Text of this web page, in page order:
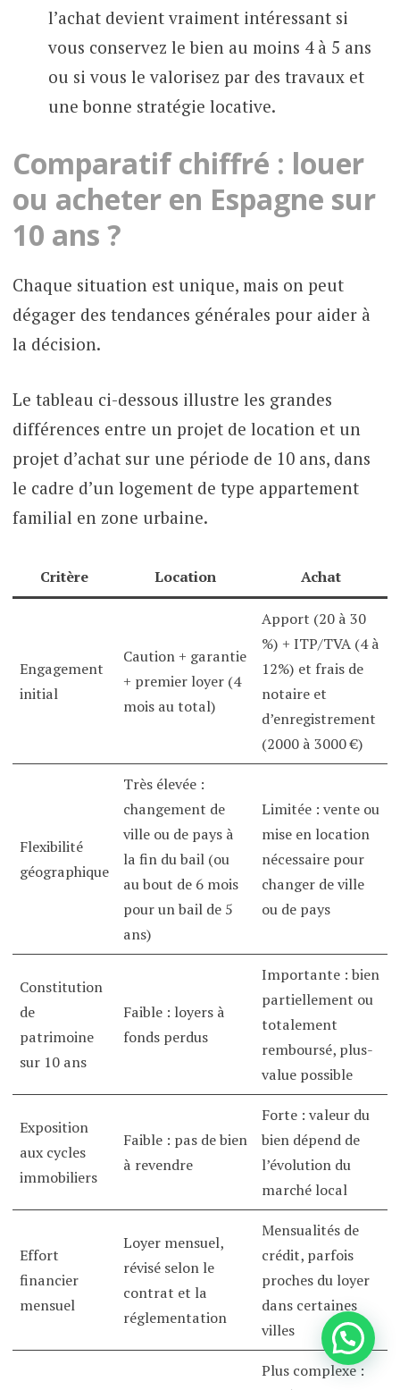
l’achat devient vraiment intéressant si
vous conservez le bien au moins 4 à 5 ans
ou si vous le valorisez par des travaux et
une bonne stratégie locative.
Comparatif chiffré : louer
ou acheter en Espagne sur
10 ans ?
Chaque situation est unique, mais on peut
dégager des tendances générales pour aider à
la décision.
Le tableau ci-dessous illustre les grandes
différences entre un projet de location et un
projet d’achat sur une période de 10 ans, dans
le cadre d’un logement de type appartement
familial en zone urbaine.
Critère Location Achat
Engagement
initial
Caution + garantie
+ premier loyer (4
mois au total)
Apport (20 à 30
%) + ITP/TVA (4 à
12%) et frais de
notaire et
d’enregistrement
(2000 à 3000 €)
Flexibilité
géographique
Très élevée :
changement de
ville ou de pays à
la fin du bail (ou
au bout de 6 mois
pour un bail de 5
ans)
Limitée : vente ou
mise en location
nécessaire pour
changer de ville
ou de pays
Constitution
de
patrimoine
sur 10 ans
Faible : loyers à
fonds perdus
Importante : bien
partiellement ou
totalement
remboursé, plus-
value possible
Exposition
aux cycles
immobiliers
Faible : pas de bien
à revendre
Forte : valeur du
bien dépend de
l’évolution du
marché local
Effort
financier
mensuel
Loyer mensuel,
révisé selon le
contrat et la
réglementation
Mensualités de
crédit, parfois
proches du loyer
dans certaines
villes
Plus complexe :